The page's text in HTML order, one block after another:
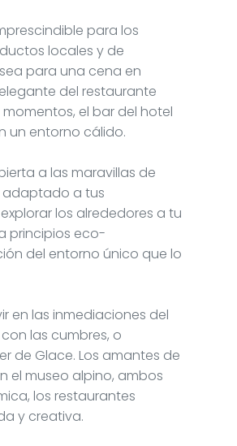
para los
locales y de
para una cena en
del restaurante
el bar del hotel
un entorno cálido.
a las maravillas de
adaptado a tus
los alrededores a tu
principios eco-
del entorno único que lo
en las inmediaciones del
las cumbres, o
de Glace. Los amantes de
el museo alpino, ambos
los restaurantes
y creativa.